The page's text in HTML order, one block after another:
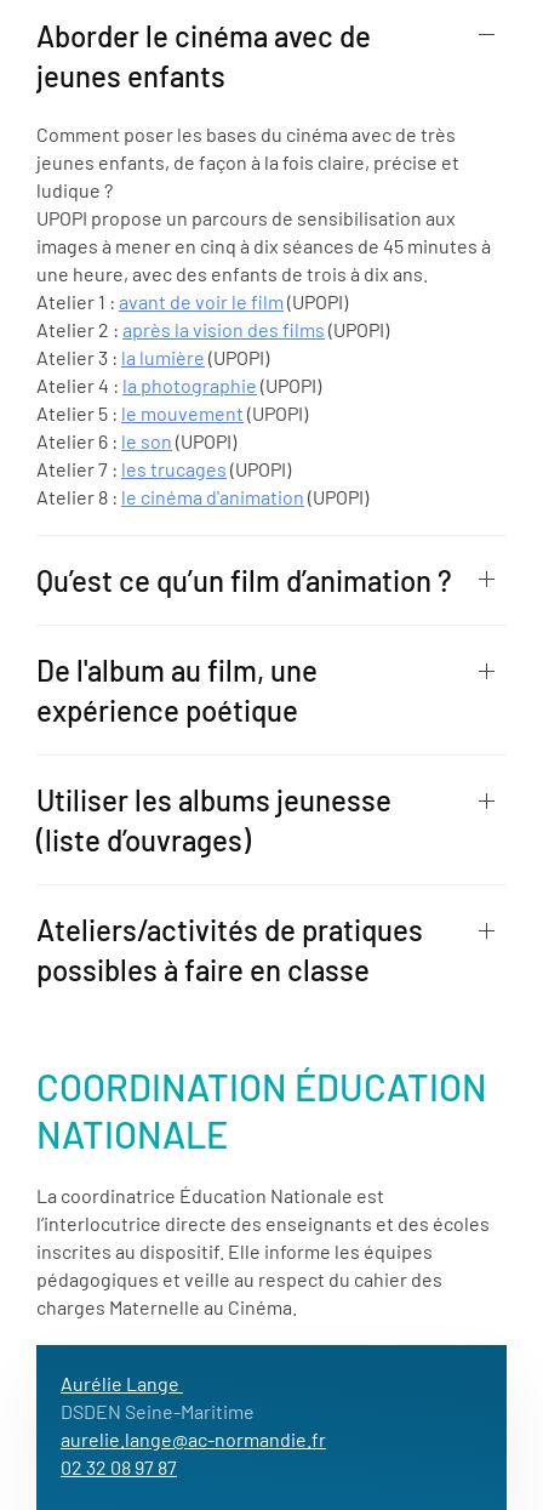
Aborder le cinéma avec de
jeunes enfants
Comment poser les bases du cinéma avec de très
jeunes enfants, de façon à la fois claire, précise et
ludique ?
UPOPI propose un parcours de sensibilisation aux
images à mener en cinq à dix séances de 45 minutes à
une heure, avec des enfants de trois à dix ans.
Atelier 1 : avant de voir le film (UPOPI)
Atelier 2 : après la vision des films (UPOPI)
Atelier 3 : la lumière (UPOPI)
Atelier 4 : la photographie (UPOPI)
Atelier 5 : le mouvement (UPOPI)
Atelier 6 : le son (UPOPI)
Atelier 7 : les trucages (UPOPI)
Atelier 8 : le cinéma d'animation (UPOPI)
Qu’est ce qu’un film d’animation ?
De l'album au film, une
expérience poétique
Utiliser les albums jeunesse
(liste d’ouvrages)
Ateliers/activités de pratiques
possibles à faire en classe
COORDINATION ÉDUCATION
NATIONALE
La coordinatrice Éducation Nationale est
l’interlocutrice directe des enseignants et des écoles
inscrites au dispositif. Elle informe les équipes
pédagogiques et veille au respect du cahier des
charges Maternelle au Cinéma.
Aurélie Lange
DSDEN Seine-Maritime
aurelie.lange@ac-normandie.fr
02 32 08 97 87